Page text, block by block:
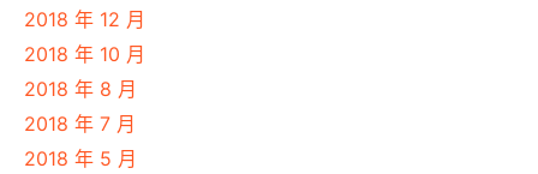
2018 年 12 月
2018 年 10 月
2018 年 8 月
2018 年 7 月
2018 年 5 月